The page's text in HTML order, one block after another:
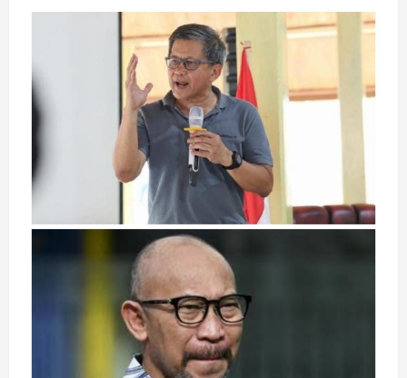
Gobel:
Rupiah
Kuat,Undang
Eksportir
Nasional,Ekonomi
Rill
Harus
Bergerak